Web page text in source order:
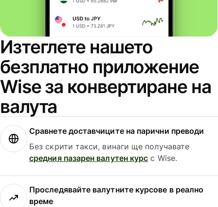
Изтеглете нашето
безплатно приложение
Wise за конвертиране на
валута
Сравнете доставчиците на парични преводи
Без скрити такси, винаги ще получавате
средния пазарен валутен курс с Wise.
Проследявайте валутните курсове в реално
време